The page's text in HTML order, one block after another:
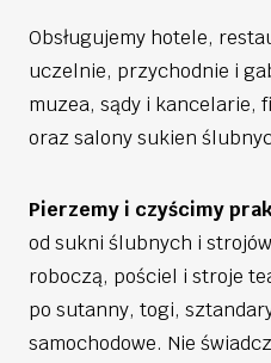
Obsługujemy hotele,
uczelnie, przychodnie i
muzea, sądy i kancelarie,
oraz salony sukien
Pierzemy i czyścimy
od sukni ślubnych i
roboczą, pościel i stroje
po sutanny, togi,
samochodowe. Nie